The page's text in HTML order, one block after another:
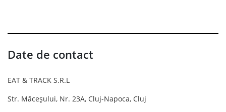
Date de contact
EAT & TRACK S.R.L
Str. Măceșului, Nr. 23A, Cluj-Napoca, Cluj